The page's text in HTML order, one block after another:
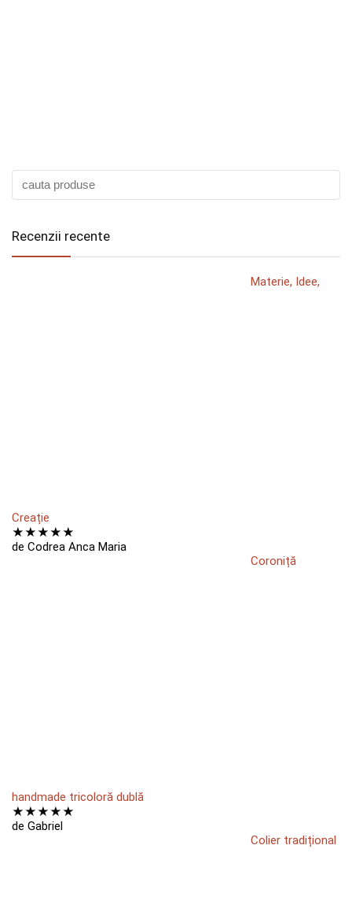
Recenzii recente
Materie, Idee,
Creație
★★★★★
de Codrea Anca Maria
Coroniță
handmade tricoloră dublă
★★★★★
de Gabriel
Colier tradițional